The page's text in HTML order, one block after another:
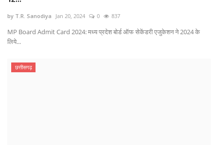
by T.R. Sanodiya Jan 20, 2024 0 837
MP Board Admit Card 2024: मध्य प्रदेश बोर्ड ऑफ सेकेंडरी एजुकेशन ने 2024 के
लिये...
छत्तीसगढ़